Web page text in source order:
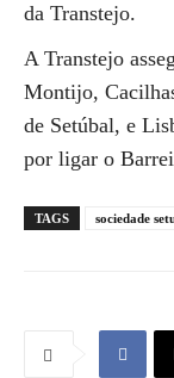
da Transtejo.
A Transtejo
Montijo,
de Setúbal, e
por ligar o
TAGS sociedade